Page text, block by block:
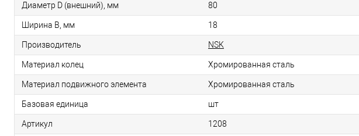
Диаметр D (внешний), мм 80
Ширина B, мм 18
Производитель NSK
Материал колец Хромированная сталь
Материал подвижного элемента Хромированная сталь
Базовая единица шт
Артикул 1208